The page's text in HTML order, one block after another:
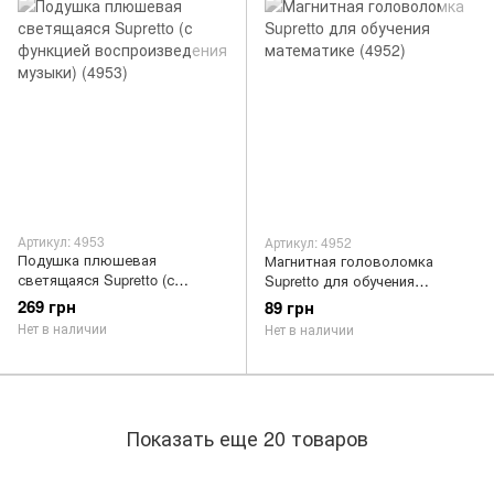
Артикул: 4953
Подушка плюшевая
светящаяся Supretto (с
функцией воспроизведения
музыки) (4953)
269 грн
Нет в наличии
Артикул: 4952
Магнитная головоломка
Supretto для обучения
математике (4952)
89 грн
Нет в наличии
Показать еще 20 товаров